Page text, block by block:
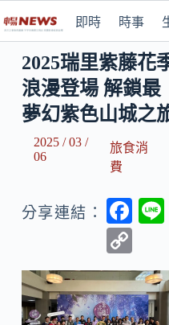
即時 時事
2025瑞里紫藤花
浪漫登場 解鎖最
夢幻紫色山城之
2025 / 03 /
06
旅食消
費
分享連結：
F
b
o
o
p
y